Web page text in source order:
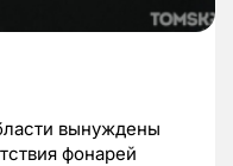
вынуждены
фонарей